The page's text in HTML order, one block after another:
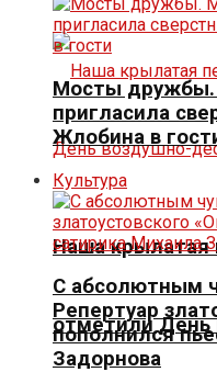
Наша крылатая
отметили День
Мосты дружбы.
пригласила
Жлобина в
Культура
С абсолютным
Репертуар
пополнился
Задорнова